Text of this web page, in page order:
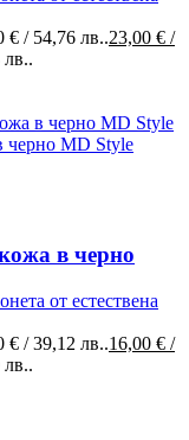
€ / 54,76 лв..23,00 € /
лв..
в черно
от естествена
€ / 39,12 лв..16,00 € /
лв..